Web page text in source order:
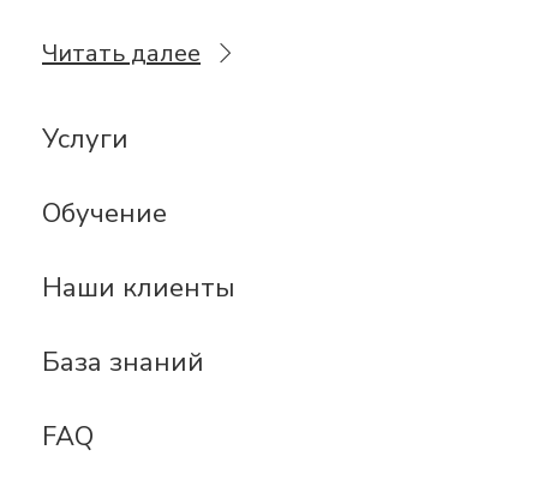
Услуги
Обучение
Наши клиенты
База знаний
FAQ
Читать далее